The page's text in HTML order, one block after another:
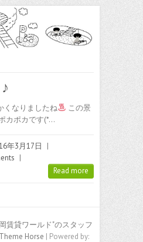
くなりましたね
この景
カポカです(*…
年3月17日
|
|
Read more
賃貸ワールド"のスタッフ
Theme Horse | Powered by: